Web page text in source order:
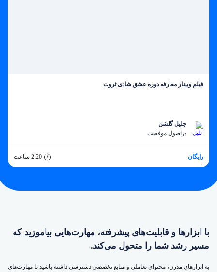
فیلم وبینار معارفه دوره عشق شادی ثروت
جلیل گلشن
در اصول موفقیت
رایگان 2:20 ساعت
با ابزارها و قابلیت‌های پیشرفته، مهارت‌هایی بیاموزید که
مسیر رشد شما را متحول می‌کند.
به ابزارهای مدرن، محتوای تعاملی و منابع تخصصی دسترسی داشته باشید تا مهارت‌های